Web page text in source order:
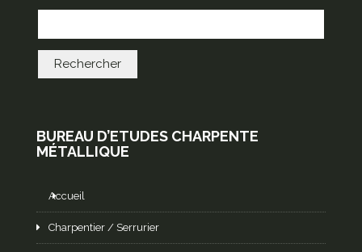
BUREAU D’ETUDES CHARPENTE
MÉTALLIQUE
Accueil
Charpentier / Serrurier